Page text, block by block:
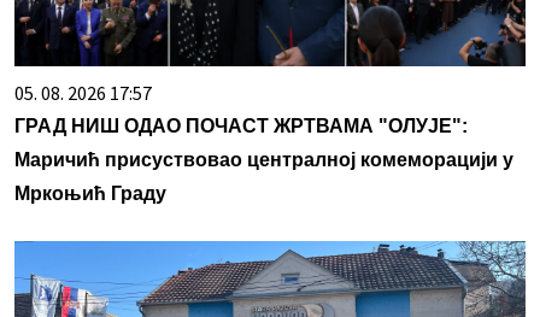
05. 08. 2026 17:57
ГРАД НИШ ОДАО ПОЧАСТ ЖРТВАМА "ОЛУЈЕ":
Маричић присуствовао централној комеморацији у
Мркоњић Граду